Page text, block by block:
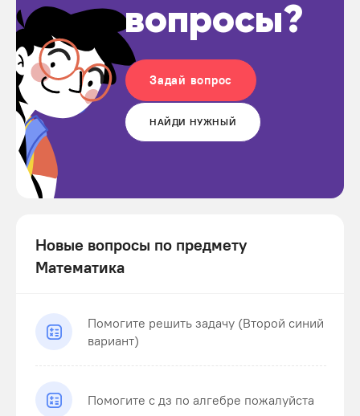
вопросы?
Задай вопрос
НАЙДИ НУЖНЫЙ
Новые вопросы по предмету
Математика
Помогите решить задачу (Второй синий
вариант)
Помогите с дз по алгебре пожалуйста